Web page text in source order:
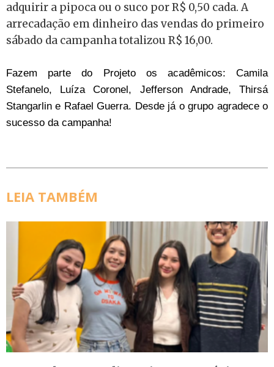
adquirir a pipoca ou o suco por R$ 0,50 cada. A
arrecadação em dinheiro das vendas do primeiro
sábado da campanha totalizou R$ 16,00.
Fazem parte do Projeto os acadêmicos: Camila
Stefanelo, Luíza Coronel, Jefferson Andrade, Thirsá
Stangarlin e Rafael Guerra. Desde já o grupo agradece o
sucesso da campanha!
LEIA TAMBÉM